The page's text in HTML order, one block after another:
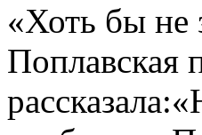
«Хоть бы не
Поплавская